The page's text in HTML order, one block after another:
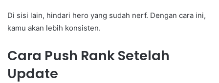
Di sisi lain, hindari hero yang sudah nerf. Dengan cara ini,
kamu akan lebih konsisten.
Cara Push Rank Setelah
Update